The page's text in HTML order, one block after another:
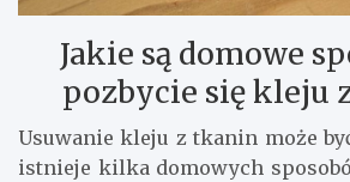
Jakie są domowe
pozbycie się kleju
Usuwanie kleju z tkanin może
istnieje kilka domowych